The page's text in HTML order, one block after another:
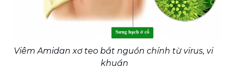
Viêm Amidan xơ teo bắt nguồn chính từ virus, vi
khuẩn